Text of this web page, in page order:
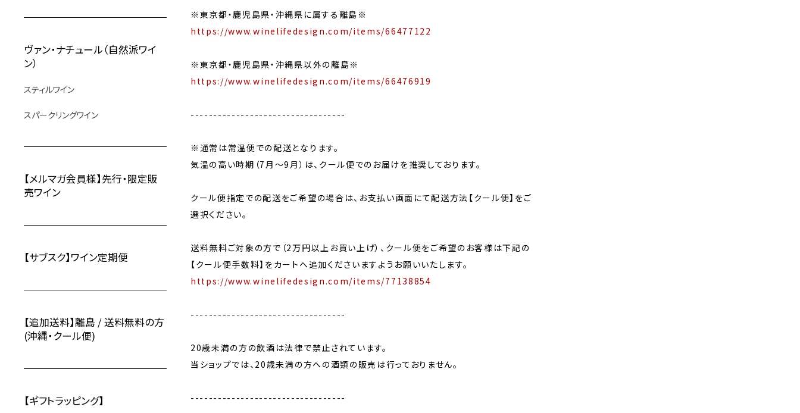
ヴァン・ナチュール（自然派ワイ
ン）
スティルワイン
スパークリングワイン
【メルマガ会員様】先行・限定販
売ワイン
【サブスク】ワイン定期便
【追加送料】離島 / 送料無料の方
(沖縄・クール便)
【ギフトラッピング】
※東京都・鹿児島県・沖縄県に属する離島※
https://www.winelifedesign.com/items/66477122
※東京都・鹿児島県・沖縄県以外の離島※
https://www.winelifedesign.com/items/66476919
----------------------------------
※通常は常温便での配送となります。
気温の高い時期（7月〜9月）は、クール便でのお届けを推奨しております。
クール便指定での配送をご希望の場合は、お支払い画面にて配送方法【クール便】をご
選択ください。
送料無料ご対象の方で（2万円以上お買い上げ）、クール便をご希望のお客様は下記の
【クール便手数料】をカートへ追加くださいますようお願いいたします。
https://www.winelifedesign.com/items/77138854
----------------------------------
20歳未満の方の飲酒は法律で禁止されています。
当ショップでは、20歳未満の方への酒類の販売は行っておりません。
----------------------------------